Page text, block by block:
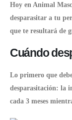
Hoy en Animal
desparasitar a tu
que te resultará de
Cuándo
Lo primero que
desparasitación: la
cada 3 meses